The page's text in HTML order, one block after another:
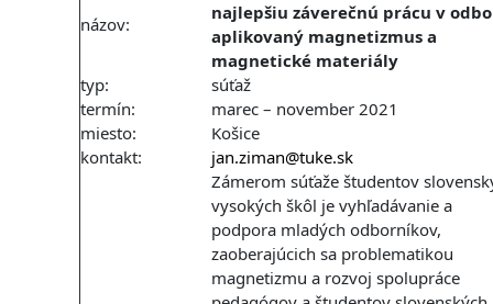
názov:
najlepšiu záverečnú prácu v
aplikovaný magnetizmus a
magnetické materiály
typ:
súťaž
termín:
marec – november 2021
miesto:
Košice
kontakt:
jan.ziman@tuke.sk
Zámerom súťaže študentov
vysokých škôl je vyhľadávanie a
podpora mladých odborníkov,
zaoberajúcich sa problematikou
magnetizmu a rozvoj spolupráce